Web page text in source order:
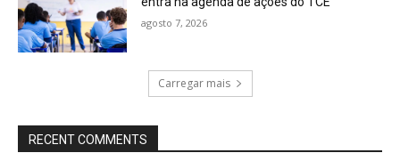
agosto 7, 2026
Carregar mais
RECENT COMMENTS